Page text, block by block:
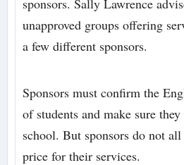
sponsors. Sally Lawrence
unapproved groups offering
a few different sponsors.
Sponsors must confirm the
of students and make sure
school. But sponsors do not all
price for their services.